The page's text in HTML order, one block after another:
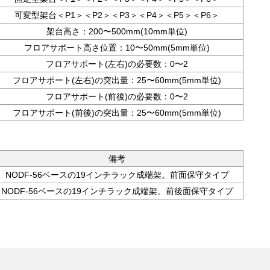
可変型架台＜P1＞＜P2＞＜P3＞＜P4＞＜P5＞＜P6＞
架台高さ：200〜500mm(10mm単位)
フロアサポート高さ位置：10〜50mm(5mm単位)
フロアサポート(左右)の必要数：0〜2
フロアサポート(左右)の突出量：25〜60mm(5mm単位)
フロアサポート(前後)の必要数：0〜2
フロアサポート(前後)の突出量：25〜60mm(5mm単位)
備考
NODF-56ベースの19インチラック成端架。前面保守タイプ
NODF-56ベースの19インチラック成端架。前後面保守タイプ